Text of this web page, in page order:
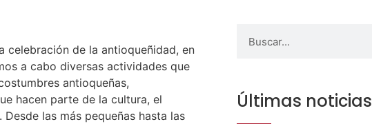
celebración de la antioqueñidad, en
a cabo diversas actividades que
antioqueñas,
hacen parte de la cultura, el
las más pequeñas hasta las
Últimas noticias